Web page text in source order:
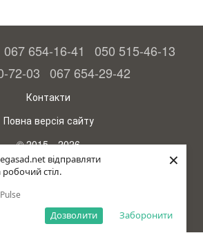
відправляти
стіл.
Заборонити
Дозволити
×
067 654-16-41
050 515-46-13
72-03 067 654-29-42
Контакти
Повна версія сайту
© 2015—2026
гарантія високого врожаю